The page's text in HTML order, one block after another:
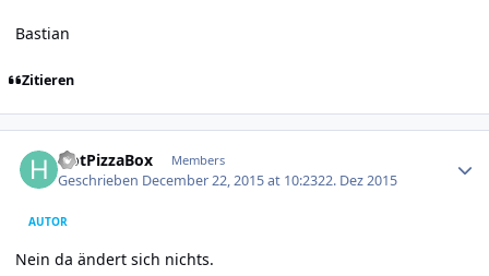
Bastian
Zitieren
HotPizzaBox Members
Geschrieben December 22, 2015 at 10:2322. Dez 2015
AUTOR
Nein da ändert sich nichts.